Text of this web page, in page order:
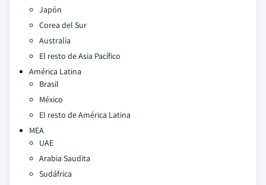
Japón
Corea del Sur
Australia
El resto de Asia Pacífico
América Latina
Brasil
México
El resto de América Latina
MEA
UAE
Arabia Saudita
Sudáfrica